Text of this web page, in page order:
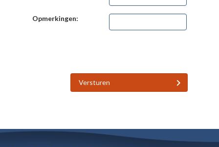
Opmerkingen:
Versturen